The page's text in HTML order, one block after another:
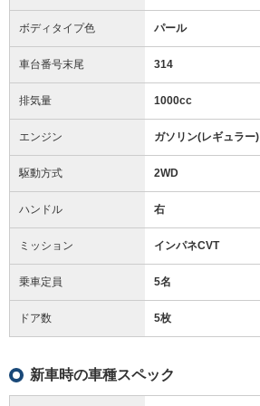
ボディタイプ色 パール
車台番号末尾 314
排気量 1000cc
エンジン ガソリン(レギュラー)
駆動方式 2WD
ハンドル 右
ミッション インパネCVT
乗車定員 5名
ドア数 5枚
新車時の車種スペック